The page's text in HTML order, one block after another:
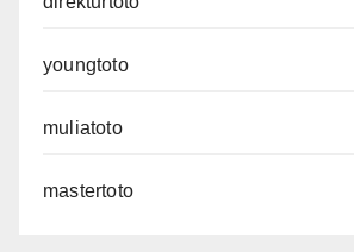
youngtoto
muliatoto
mastertoto